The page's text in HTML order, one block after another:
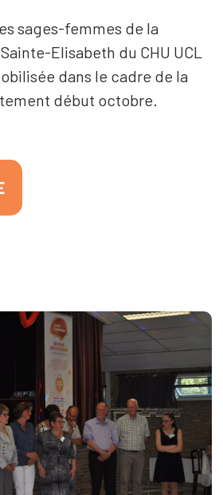
sages-femmes de la
Elisabeth du CHU UCL
dans le cadre de la
début octobre.